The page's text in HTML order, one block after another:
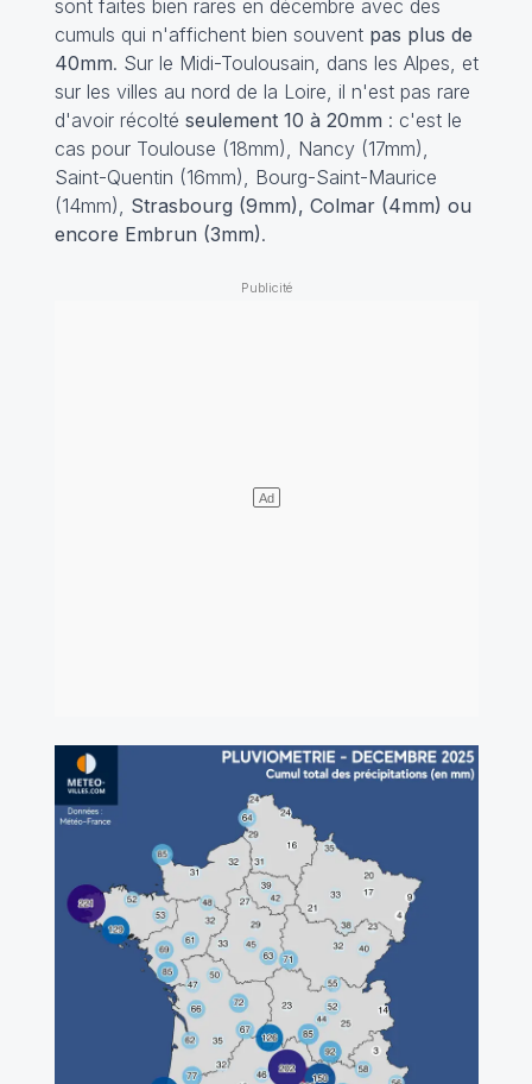
sont faites bien rares en décembre avec des
cumuls qui n'affichent bien souvent pas plus de
40mm. Sur le Midi-Toulousain, dans les Alpes, et
sur les villes au nord de la Loire, il n'est pas rare
d'avoir récolté seulement 10 à 20mm : c'est le
cas pour Toulouse (18mm), Nancy (17mm),
Saint-Quentin (16mm), Bourg-Saint-Maurice
(14mm), Strasbourg (9mm), Colmar (4mm) ou
encore Embrun (3mm).